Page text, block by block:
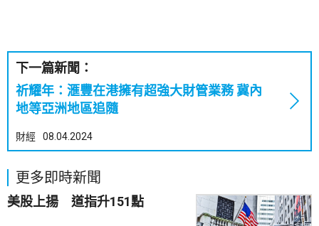
下一篇新聞：
祈耀年：滙豐在港擁有超強大財管業務 冀內
地等亞洲地區追隨
財經 08.04.2024
更多即時新聞
美股上揚 道指升151點